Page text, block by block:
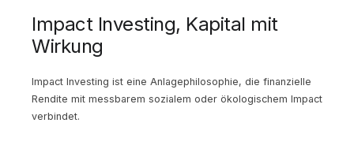
Impact Investing, Kapital mit
Wirkung
Impact Investing ist eine Anlagephilosophie, die finanzielle
Rendite mit messbarem sozialem oder ökologischem Impact
verbindet.